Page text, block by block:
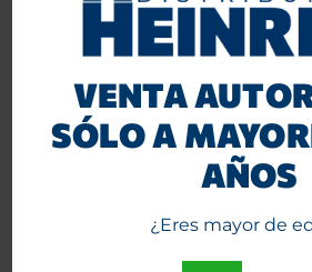
VENTA
SÓLO A
AÑOS
¿Eres mayor de
Agregar al carrito